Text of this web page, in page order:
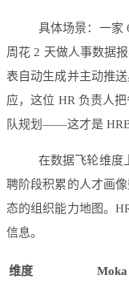
具体场景：一家
周花 2 天做人事数据
表自动生成并主动推
应，这位 HR 负责人
队规划——这才是
在数据飞轮维度
聘阶段积累的人才画
态的组织能力地图。
信息。
维度